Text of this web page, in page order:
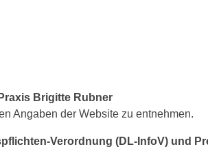
Brigitte Rubner
Angaben der Website zu entnehmen.
Verordnung (DL-InfoV) und